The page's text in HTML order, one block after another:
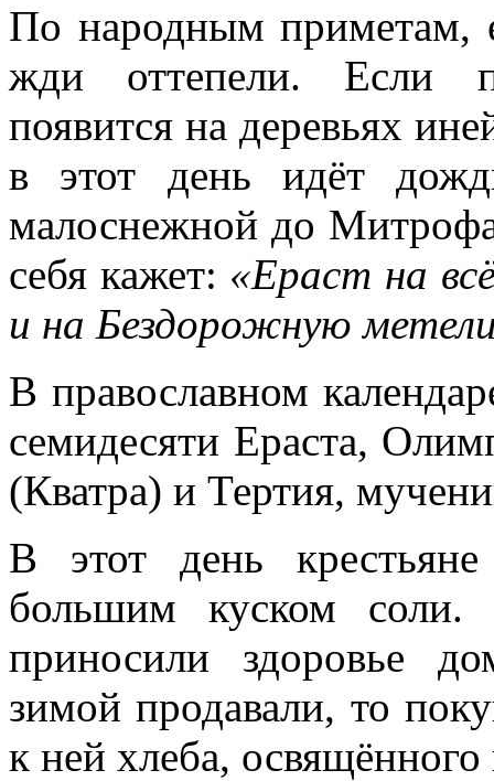
По народным приметам,
жди оттепели. Если
появится на деревьях
в этот день идёт
малоснежной до
себя кажет: «Ераст на
и на Бездорожную
В православном
семидесяти Ераста,
(Кватра) и Тертия,
В этот день
большим куском
приносили здоровье
зимой продавали, то
к ней хлеба, освящённого